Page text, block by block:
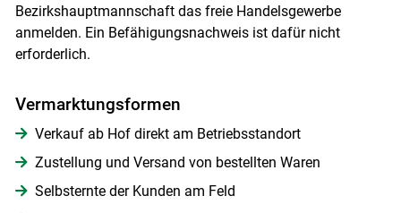
Bezirkshauptmannschaft das freie Handelsgewerbe
anmelden. Ein Befähigungsnachweis ist dafür nicht
erforderlich.
Vermarktungsformen
Verkauf ab Hof direkt am Betriebsstandort
Zustellung und Versand von bestellten Waren
Selbsternte der Kunden am Feld